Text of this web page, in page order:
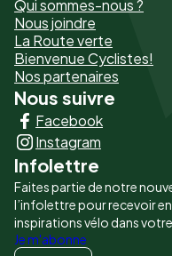
de
page
-
Liens
principaux
Qui sommes-nous ?
Nous joindre
La Route verte
Bienvenue Cyclistes!
Nos partenaires
Nous suivre
Facebook
Instagram
Infolettre
Faites partie de notre
l’infolettre pour recevoir
inspirations vélo dans
Je m'abonne